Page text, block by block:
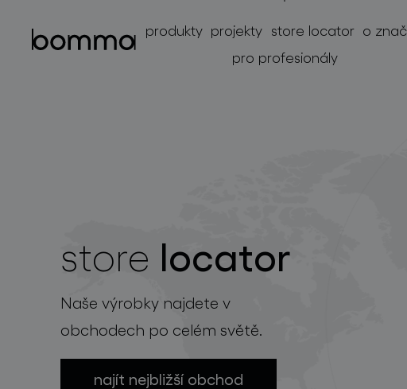
produkty projekty store locator o
pro profesionály
kolekce svítidel
store locator
Naše výrobky najdete v
obchodech po celém světě.
najít nejbližší obchod